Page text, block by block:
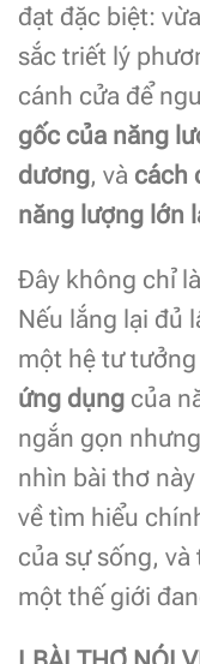
đạt đặc biệt:
sắc triết lý
cánh cửa để
gốc của năng
dương, và cách
năng lượng lớn
Đây không chỉ
Nếu lắng lại đủ
một hệ tư tưởng
ứng dụng của
ngắn gọn
nhìn bài thơ
về tìm hiểu
của sự sống,
một thế giới